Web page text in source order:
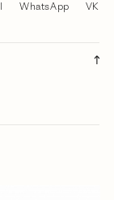
WhatsApp VK